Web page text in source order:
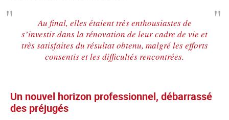
Au final, elles étaient très enthousiastes de
s’investir dans la rénovation de leur cadre de vie et
très satisfaites du résultat obtenu, malgré les efforts
consentis et les difficultés rencontrées.
Un nouvel horizon professionnel, débarrassé
des préjugés